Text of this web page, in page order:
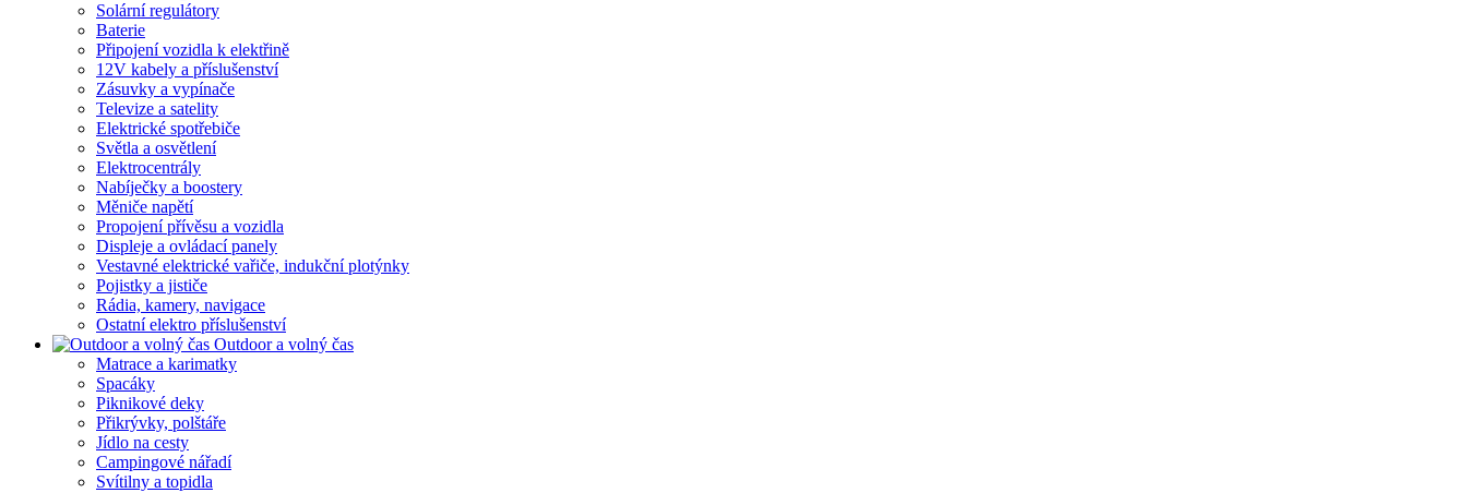
Solární regulátory
Baterie
Připojení vozidla k elektřině
12V kabely a příslušenství
Zásuvky a vypínače
Televize a satelity
Elektrické spotřebiče
Světla a osvětlení
Elektrocentrály
Nabíječky a boostery
Měniče napětí
Propojení přívěsu a vozidla
Displeje a ovládací panely
Vestavné elektrické vařiče, indukční plotýnky
Pojistky a jističe
Rádia, kamery, navigace
Ostatní elektro příslušenství
Outdoor a volný čas
Matrace a karimatky
Spacáky
Piknikové deky
Přikrývky, polštáře
Jídlo na cesty
Campingové nářadí
Svítilny a topidla